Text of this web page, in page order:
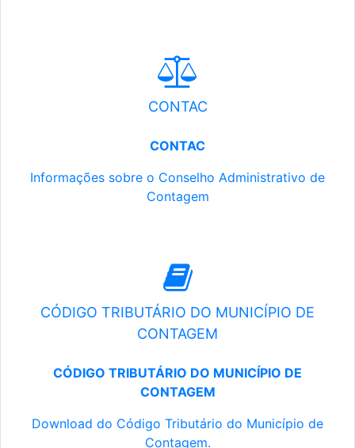
CONTAC
CONTAC
Informações sobre o Conselho Administrativo de
Contagem
CÓDIGO TRIBUTÁRIO DO MUNICÍPIO DE
CONTAGEM
CÓDIGO TRIBUTÁRIO DO MUNICÍPIO DE
CONTAGEM
Download do Código Tributário do Município de
Contagem.